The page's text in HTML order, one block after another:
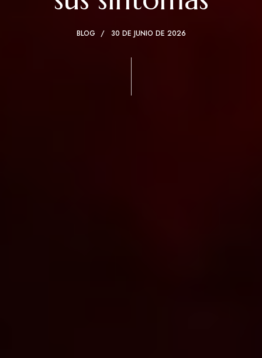
BLOG 30 DE JUNIO DE 2026